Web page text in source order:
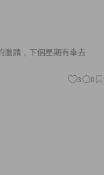
邀請，下個星期有幸去
3 0